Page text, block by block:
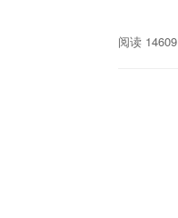
阅读 14609